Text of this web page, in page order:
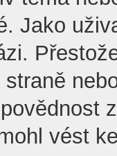
Jako
vést